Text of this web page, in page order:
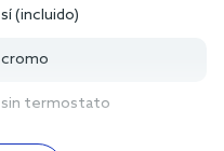
sí (incluido)
cromo
sin termostato